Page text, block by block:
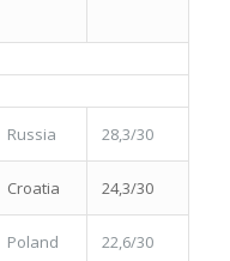
Russia 28,3/30
Croatia 24,3/30
Poland 22,6/30